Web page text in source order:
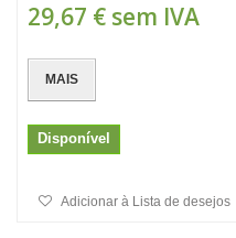
29,67 € sem IVA
MAIS
Disponível
Adicionar à Lista de desejos